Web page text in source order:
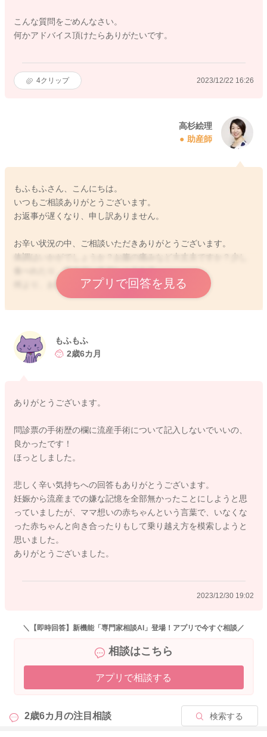
こんな質問をごめんなさい。
何かアドバイス頂けたらありがたいです。
4クリップ 2023/12/22 16:26
高杉絵理
助産師
もふもふさん、こんにちは。
いつもご相談ありがとうございます。
お返事が遅くなり、申し訳ありません。
お辛い状況の中、ご相談いただきありがとうございます。
体調はいかがでしょうか？お腹の痛みなど大丈夫ですか？少し
食べれたり、休めているでしょうか？
何より、お気持ちが1番辛い時ですよね。。
初期の流産は全妊娠の1割くらいあると言われています。
に帰ることを選ぶようです。なので、ママ想いの赤ちゃんたち
ばかりですね。
った気持ちがとてつもなく悲しく、辛いお気持ちですよね。
色々な考え方、捉え方、気持ちの整理の仕方があると思うの
で、もふもふさんのお気持ちが穏やかに過ごせる方法でいいと
思います。
産婦人科以外では既往歴欄に流産のことは書かなくても問題あ
りませんのでご安心くださいね。
今は無事に手術が終わり、以前のように食事がとれたり、睡眠
がとれたり、変わらない日常を送れるようになることを目指し
ましょうね。
アプリで回答を見る
もふもふ
2歳6カ月
ありがとうございます。
問診票の手術歴の欄に流産手術について記入しないでいいの、
良かったです！
ほっとしました。
悲しく辛い気持ちへの回答もありがとうございます。
妊娠から流産までの嫌な記憶を全部無かったことにしようと思
っていましたが、ママ想いの赤ちゃんという言葉で、いなくな
った赤ちゃんと向き合ったりもして乗り越え方を模索しようと
思いました。
ありがとうございました。
2023/12/30 19:02
＼【即時回答】新機能「専門家相談AI」登場！アプリで今すぐ相談／
相談はこちら
アプリで相談する
2歳6カ月の注目相談 検索する